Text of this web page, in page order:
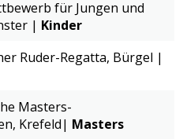
für Jungen und
| Kinder
Ruder-Regatta, Bürgel |
Masters-
Krefeld| Masters